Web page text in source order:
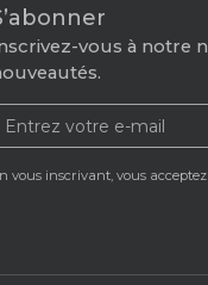
vous à notre
vous inscrivant, vous